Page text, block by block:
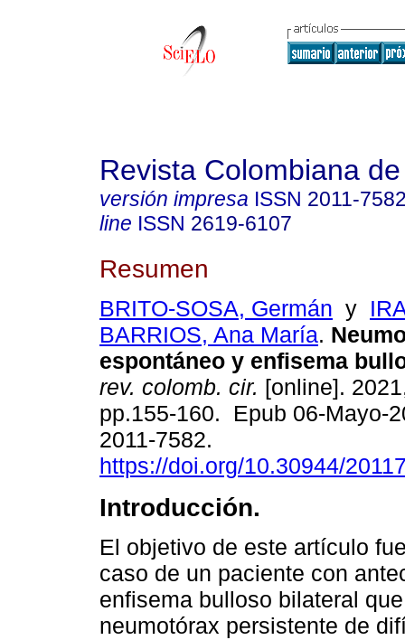
Revista Colombiana
versión impresa ISSN 2011-
line ISSN 2619-6107
Resumen
BRITO-SOSA, Germán y
BARRIOS, Ana María.
espontáneo y enfisema
rev. colomb. cir. [online].
pp.155-160. Epub 06-Mayo-
2011-7582.
https://doi.org/10.30944/
Introducción.
El objetivo de este artículo
caso de un paciente con
enfisema bulloso bilateral
neumotórax persistente de